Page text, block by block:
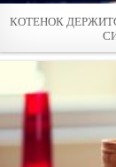
КОТЕНОК